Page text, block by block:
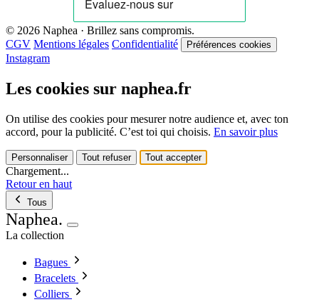
© 2026 Naphea · Brillez sans compromis.
CGV Mentions légales Confidentialité Préférences cookies
Instagram
Les cookies sur naphea.fr
On utilise des cookies pour mesurer notre audience et, avec ton
accord, pour la publicité. C’est toi qui choisis. En savoir plus
Personnaliser Tout refuser Tout accepter
Chargement...
Retour en haut
Tous
Naphea.
La collection
Bagues
Bracelets
Colliers